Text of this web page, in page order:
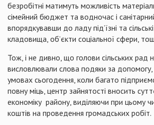
безробітні матимуть можливість
сімейний бюджет та водночас і
впорядкувавши до ладу під’їзні та
кладовища, об’єкти соціальної сфери,
Тож, і не дивно, що голови сільських рад
висловлювали слова подяки за
умовах сьогодення, коли багато
повну міць, центр зайнятості вносить
економіку району, виділяючи при цьому
коштів на проведення громадських робіт.